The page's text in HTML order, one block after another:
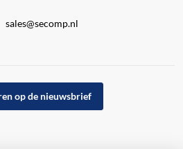
sales@secomp.nl
op de nieuwsbrief